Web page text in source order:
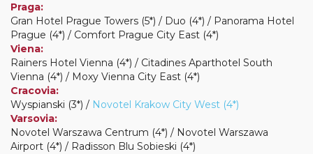
Praga:
Gran Hotel Prague Towers (5*) / Duo (4*) / Panorama Hotel
Prague (4*) / Comfort Prague City East (4*)
Viena:
Rainers Hotel Vienna (4*) / Citadines Aparthotel South
Vienna (4*) / Moxy Vienna City East (4*)
Cracovia:
Wyspianski (3*) / Novotel Krakow City West (4*)
Varsovia:
Novotel Warszawa Centrum (4*) / Novotel Warszawa
Airport (4*) / Radisson Blu Sobieski (4*)